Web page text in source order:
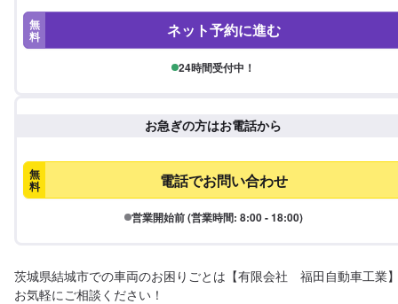
無
料 ネット予約に進む
24時間受付中！
お急ぎの方はお電話から
無
料 電話でお問い合わせ
営業開始前 (営業時間: 8:00 - 18:00)
茨城県結城市での車両のお困りごとは【有限会社　福田自動車工業
お気軽にご相談ください！